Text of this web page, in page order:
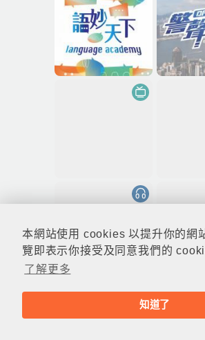
本網站使用 cookies 以提升你的網
覽即表示你接受及同意我們的
了解更多
知道了
© rthk.hk